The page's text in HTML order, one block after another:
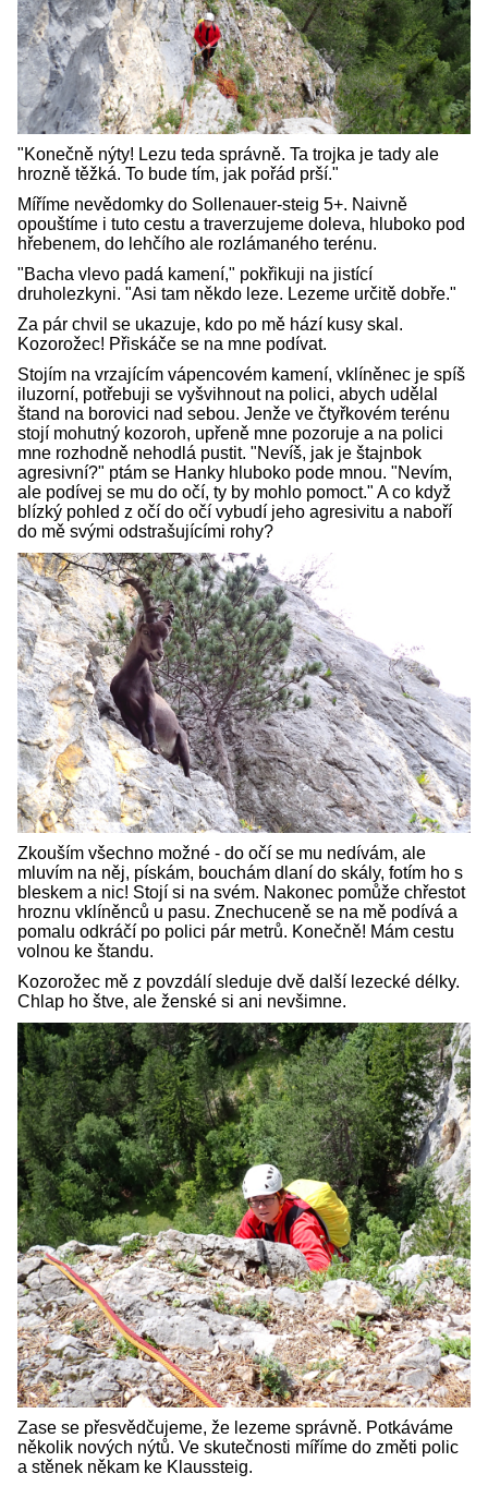
"Konečně nýty! Lezu teda správně. Ta trojka je tady ale
hrozně těžká. To bude tím, jak pořád prší."
Míříme nevědomky do Sollenauer-steig 5+. Naivně
opouštíme i tuto cestu a traverzujeme doleva, hluboko pod
hřebenem, do lehčího ale rozlámaného terénu.
"Bacha vlevo padá kamení," pokřikuji na jistící
druholezkyni. "Asi tam někdo leze. Lezeme určitě dobře."
Za pár chvil se ukazuje, kdo po mě hází kusy skal.
Kozorožec! Přiskáče se na mne podívat.
Stojím na vrzajícím vápencovém kamení, vklíněnec je spíš
iluzorní, potřebuji se vyšvihnout na polici, abych udělal
štand na borovici nad sebou. Jenže ve čtyřkovém terénu
stojí mohutný kozoroh, upřeně mne pozoruje a na polici
mne rozhodně nehodlá pustit. "Nevíš, jak je štajnbok
agresivní?" ptám se Hanky hluboko pode mnou. "Nevím,
ale podívej se mu do očí, ty by mohlo pomoct." A co když
blízký pohled z očí do očí vybudí jeho agresivitu a naboří
do mě svými odstrašujícími rohy?
Zkouším všechno možné - do očí se mu nedívám, ale
mluvím na něj, pískám, bouchám dlaní do skály, fotím ho s
bleskem a nic! Stojí si na svém. Nakonec pomůže chřestot
hroznu vklíněnců u pasu. Znechuceně se na mě podívá a
pomalu odkráčí po polici pár metrů. Konečně! Mám cestu
volnou ke štandu.
Kozorožec mě z povzdálí sleduje dvě další lezecké délky.
Chlap ho štve, ale ženské si ani nevšimne.
Zase se přesvědčujeme, že lezeme správně. Potkáváme
několik nových nýtů. Ve skutečnosti míříme do změti polic
a stěnek někam ke Klaussteig.